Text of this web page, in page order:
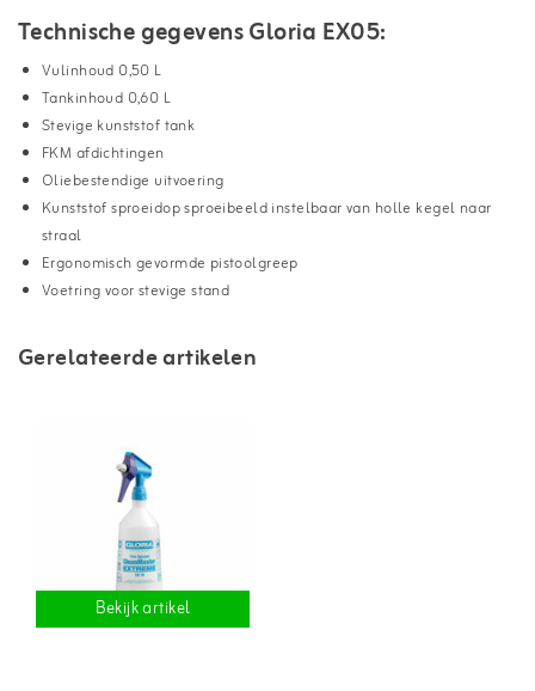
Technische gegevens Gloria EX05:
Vulinhoud 0,50 L
Tankinhoud 0,60 L
Stevige kunststof tank
FKM afdichtingen
Oliebestendige uitvoering
Kunststof sproeidop sproeibeeld instelbaar van holle kegel naar
straal
Ergonomisch gevormde pistoolgreep
Voetring voor stevige stand
Gerelateerde artikelen
Bekijk artikel